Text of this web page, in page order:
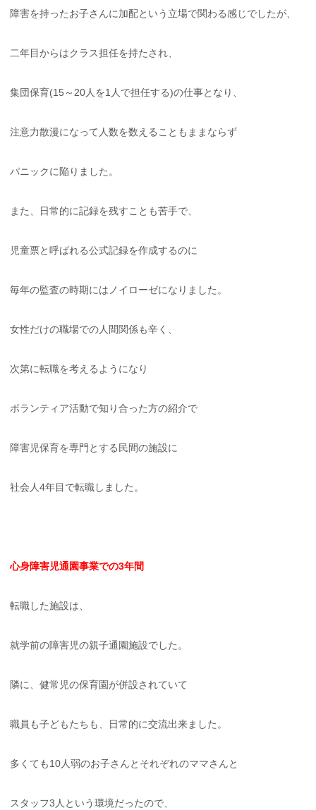
障害を持ったお子さんに加配という立場で関わる感じでしたが、
二年目からはクラス担任を持たされ、
集団保育(15～20人を1人で担任する)の仕事となり、
注意力散漫になって人数を数えることもままならず
パニックに陥りました。
また、日常的に記録を残すことも苦手で、
児童票と呼ばれる公式記録を作成するのに
毎年の監査の時期にはノイローゼになりました。
女性だけの職場での人間関係も辛く、
次第に転職を考えるようになり
ボランティア活動で知り合った方の紹介で
障害児保育を専門とする民間の施設に
社会人4年目で転職しました。
心身障害児通園事業での3年間
転職した施設は、
就学前の障害児の親子通園施設でした。
隣に、健常児の保育園が併設されていて
職員も子どもたちも、日常的に交流出来ました。
多くても10人弱のお子さんとそれぞれのママさんと
スタッフ3人という環境だったので、